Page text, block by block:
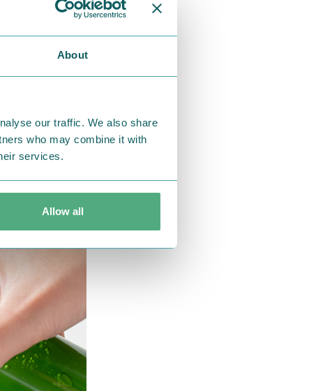
About
our traffic. We also share
who may combine it with
services.
Allow all
た。
いいただけま
を損ねず、クレ